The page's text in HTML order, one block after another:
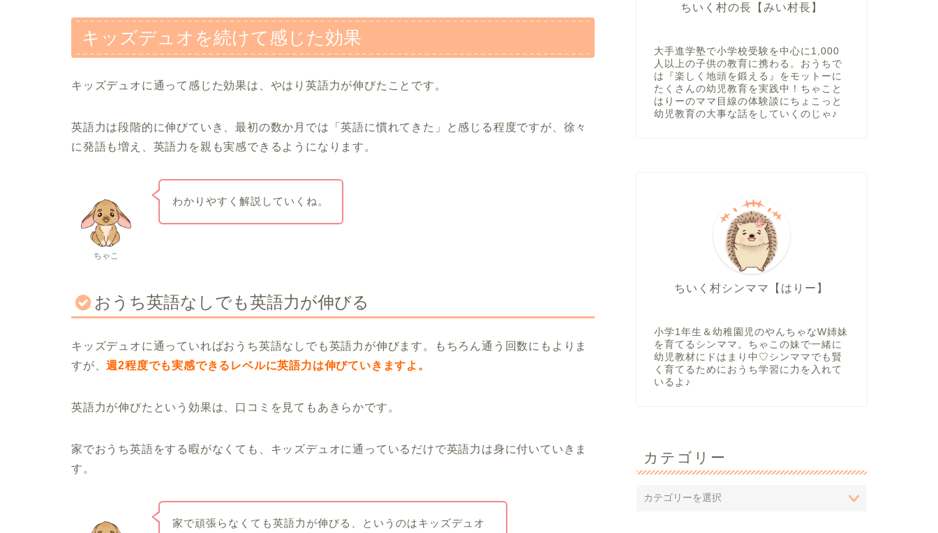
キッズデュオを続けて感じた効果
キッズデュオに通って感じた効果は、やはり英語力が伸びたことです。
英語力は段階的に伸びていき、最初の数か月では「英語に慣れてきた」と感じる程度ですが、徐々
に発語も増え、英語力を親も実感できるようになります。
ちゃこ
わかりやすく解説していくね。
おうち英語なしでも英語力が伸びる
キッズデュオに通っていればおうち英語なしでも英語力が伸びます。もちろん通う回数にもよりま
すが、週2程度でも実感できるレベルに英語力は伸びていきますよ。
英語力が伸びたという効果は、口コミを見てもあきらかです。
家でおうち英語をする暇がなくても、キッズデュオに通っているだけで英語力は身に付いていきま
す。
家で頑張らなくても英語力が伸びる、というのはキッズデュオ
ちいく村の長【みい村長】
大手進学塾で小学校受験を中心に1,000
人以上の子供の教育に携わる。おうちで
は『楽しく地頭を鍛える』をモットーに
たくさんの幼児教育を実践中！ちゃこと
はりーのママ目線の体験談にちょこっと
幼児教育の大事な話をしていくのじゃ♪
ちいく村シンママ【はりー】
小学1年生＆幼稚園児のやんちゃなW姉妹
を育てるシンママ。ちゃこの妹で一緒に
幼児教材にドはまり中♡シンママでも賢
く育てるためにおうち学習に力を入れて
いるよ♪
カテゴリー